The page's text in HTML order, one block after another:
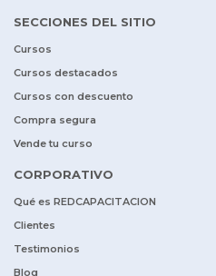
SECCIONES DEL SITIO
Cursos
Cursos destacados
Cursos con descuento
Compra segura
Vende tu curso
CORPORATIVO
Qué es REDCAPACITACION
Clientes
Testimonios
Blog